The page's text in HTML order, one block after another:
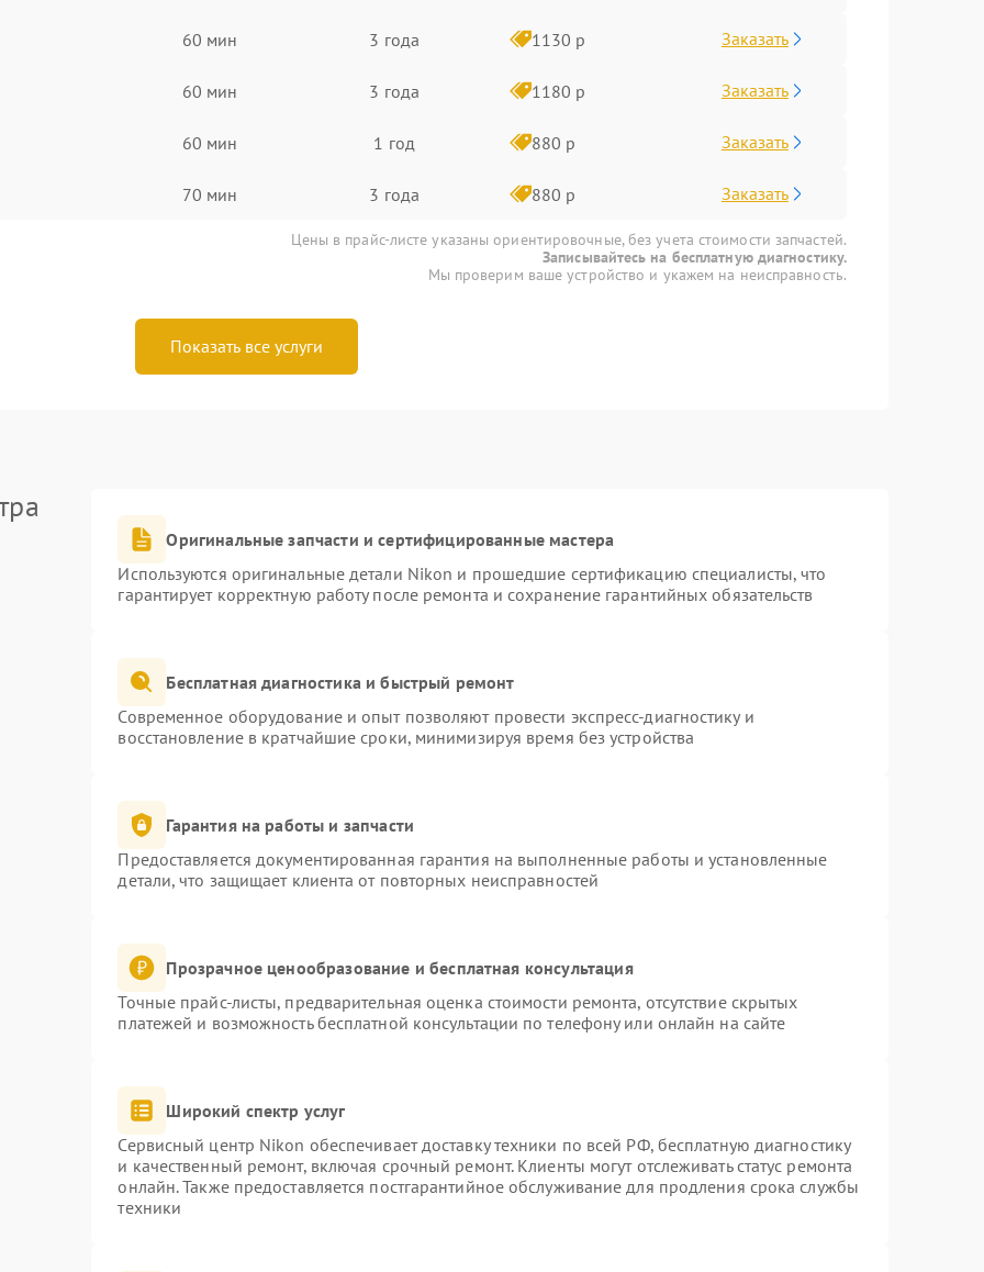
60 мин 3 года 1130 р Заказать
60 мин 3 года 1180 р Заказать
60 мин 1 год 880 р Заказать
70 мин 3 года 880 р Заказать
Цены в прайс-листе указаны ориентировочные, без учета стоимости запчастей.
Записывайтесь на бесплатную диагностику.
Мы проверим ваше устройство и укажем на неисправность.
Показать все услуги
Оригинальные запчасти и сертифицированные мастера
Используются оригинальные детали Nikon и прошедшие сертификацию специалисты, что
гарантирует корректную работу после ремонта и сохранение гарантийных обязательств
Бесплатная диагностика и быстрый ремонт
Современное оборудование и опыт позволяют провести экспресс-диагностику и
восстановление в кратчайшие сроки, минимизируя время без устройства
Гарантия на работы и запчасти
Предоставляется документированная гарантия на выполненные работы и установленные
детали, что защищает клиента от повторных неисправностей
Прозрачное ценообразование и бесплатная консультация
Точные прайс-листы, предварительная оценка стоимости ремонта, отсутствие скрытых
платежей и возможность бесплатной консультации по телефону или онлайн на сайте
Широкий спектр услуг
Сервисный центр Nikon обеспечивает доставку техники по всей РФ, бесплатную диагностику
и качественный ремонт, включая срочный ремонт. Клиенты могут отслеживать статус ремонта
онлайн. Также предоставляется постгарантийное обслуживание для продления срока службы
техники